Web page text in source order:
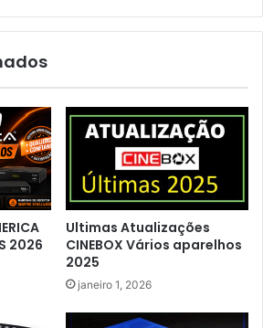
2026
Ultimas Atualizações
CINEBOX Vários aparelhos
2025
janeiro 1, 2026